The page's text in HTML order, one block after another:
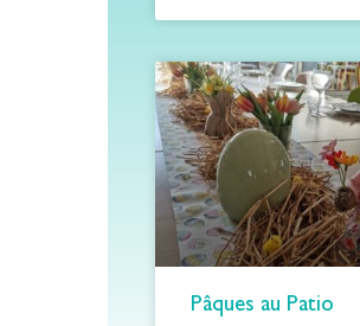
Pâques au Patio